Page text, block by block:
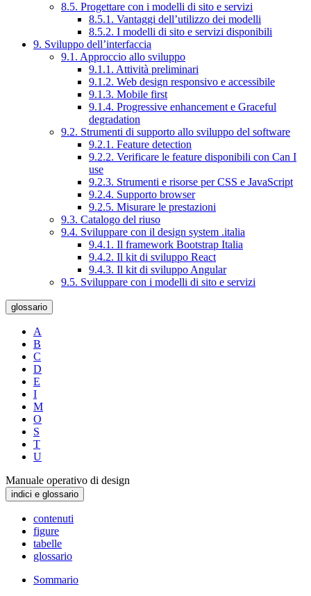
8.5. Progettare con i modelli di sito e servizi
8.5.1. Vantaggi dell’utilizzo dei modelli
8.5.2. I modelli di sito e servizi disponibili
9. Sviluppo dell’interfaccia
9.1. Approccio allo sviluppo
9.1.1. Attività preliminari
9.1.2. Web design responsivo e accessibile
9.1.3. Mobile first
9.1.4. Progressive enhancement e Graceful
degradation
9.2. Strumenti di supporto allo sviluppo del software
9.2.1. Feature detection
9.2.2. Verificare le feature disponibili con Can I
use
9.2.3. Strumenti e risorse per CSS e JavaScript
9.2.4. Supporto browser
9.2.5. Misurare le prestazioni
9.3. Catalogo del riuso
9.4. Sviluppare con il design system .italia
9.4.1. Il framework Bootstrap Italia
9.4.2. Il kit di sviluppo React
9.4.3. Il kit di sviluppo Angular
9.5. Sviluppare con i modelli di sito e servizi
glossario
A
B
C
D
E
I
M
O
S
T
U
Manuale operativo di design
indici e glossario
contenuti
figure
tabelle
glossario
Sommario